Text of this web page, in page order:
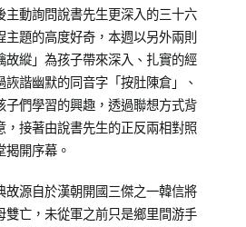
主動詢問說書先生更深入的三十六
主題的高度好奇，本週以另外兩則
故縱」為孩子帶來深入、扎實的經
諧幽默的同音字「按肚陳倉」、
子們學習的興趣，透過聯想方式背
，接著由說書先生的正反兩相對照
揭開序幕。
故源自於漢朝開國三傑之一韓信將
雙亡，未從軍之前只是鄉里間游手